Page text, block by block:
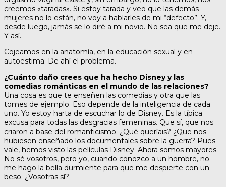
creemos «taradas». Si estoy tarada y veo que las demás
mujeres no lo están, no voy a hablarles de mi “defecto”. Y,
desde luego, jamás se lo diré a mi novio. No sea que me deje.
Y así.
Cojeamos en la anatomía, en la educación sexual y en
autoestima. De ahí el problema.
¿Cuánto daño crees que ha hecho Disney y las
comedias románticas en el mundo de las relaciones?
Una cosa es que te enseñen las comedias y otra que las
tomes de ejemplo. Eso depende de la inteligencia de cada
uno. Yo estoy harta de escuchar lo de Disney. Es la típica
excusa para todas las desgracias femeninas. Que sí, que nos
criaron a base del romanticismo. ¿Qué queríais? ¿Que nos
hubiesen enseñado los documentales sobre la guerra? Pues
vale, hemos visto las películas Disney. Ahora somos mayores.
No sé vosotros, pero yo, cuando conozco a un hombre, no
me hago la bella durmiente para que me despierte con un
beso. ¿Vosotras sí?